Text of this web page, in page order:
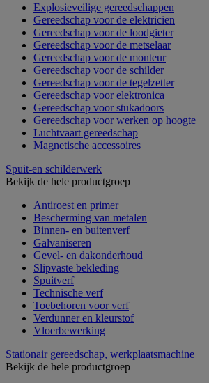
Explosieveilige gereedschappen
Gereedschap voor de elektricien
Gereedschap voor de loodgieter
Gereedschap voor de metselaar
Gereedschap voor de monteur
Gereedschap voor de schilder
Gereedschap voor de tegelzetter
Gereedschap voor elektronica
Gereedschap voor stukadoors
Gereedschap voor werken op hoogte
Luchtvaart gereedschap
Magnetische accessoires
Spuit-en schilderwerk
Bekijk de hele productgroep
Antiroest en primer
Bescherming van metalen
Binnen- en buitenverf
Galvaniseren
Gevel- en dakonderhoud
Slipvaste bekleding
Spuitverf
Technische verf
Toebehoren voor verf
Verdunner en kleurstof
Vloerbewerking
Stationair gereedschap, werkplaatsmachine
Bekijk de hele productgroep